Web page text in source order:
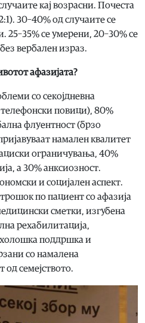
кај возрасни. Почеста
30–40% од случаите се
25–35% се умерени, 20–30% се
вербален израз.
афазијата?
со секојдневна
повици), 80%
флуентност (брзо
намален квалитет
ограничувања, 40%
а 30% анксиозност.
и социјален аспект.
по пациент со афазија
сметки, изгубена
рехабилитација,
поддршка и
со намалена
од семејството.